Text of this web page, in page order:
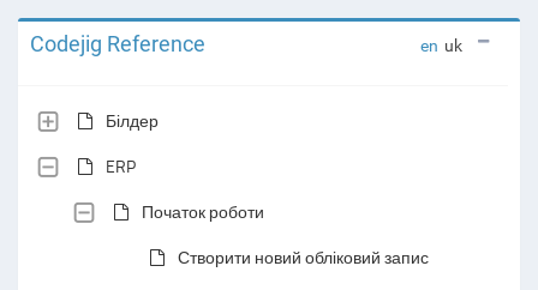
Codejig Reference en uk
Білдер
ERP
Початок роботи
Створити новий обліковий запис